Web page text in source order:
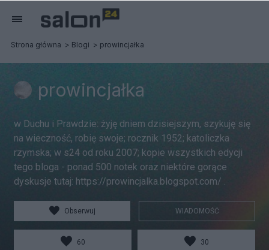
Strona główna Blogi prowincjałka
prowincjałka
w Duchu i Prawdzie: żyję dniem dzisiejszym, szykuję się
na wieczność, robię swoje; rocznik 1952; katoliczka
rzymska; w s24 od roku 2007; kopie wszystkich edycji
tego bloga - ponad 500 notek oraz niektóre gorące
dyskusje tutaj: https://prowincjalka.blogspot.com/ .
Obserwuj WIADOMOŚĆ
60
30